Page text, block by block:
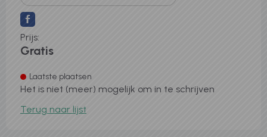
Prijs:
Gratis
Laatste plaatsen
Het is niet (meer) mogelijk om in te schrijven
Terug naar lijst